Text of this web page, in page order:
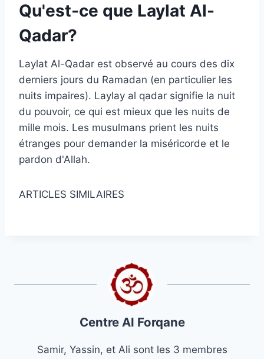
Qu'est-ce que Laylat Al-
Qadar?
Laylat Al-Qadar est observé au cours des dix
derniers jours du Ramadan (en particulier les
nuits impaires). Laylay al qadar signifie la nuit
du pouvoir, ce qui est mieux que les nuits de
mille mois. Les musulmans prient les nuits
étranges pour demander la miséricorde et le
pardon d'Allah.
ARTICLES SIMILAIRES
Centre Al Forqane
Samir, Yassin, et Ali sont les 3 membres